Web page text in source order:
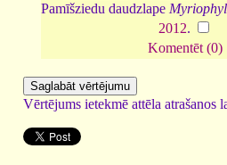
Pamīšziedu daudzlape
2012.
Komentēt (0)
Vērtējums ietekmē attēla atrašanos